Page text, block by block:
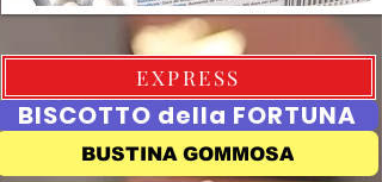
EXPRESS
BISCOTTO della FORTUNA
BUSTINA GOMMOSA